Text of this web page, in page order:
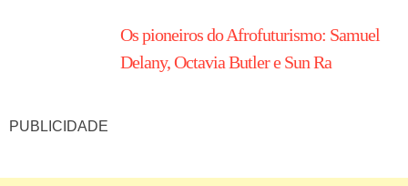
Os pioneiros do Afrofuturismo: Samuel
Delany, Octavia Butler e Sun Ra
PUBLICIDADE